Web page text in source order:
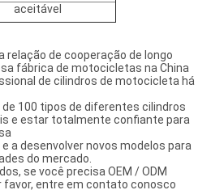
aceitável
relação de cooperação de longo
fábrica de motocicletas na China
de cilindros de motocicleta há
de 100 tipos de diferentes cilindros
e estar totalmente confiante para
a desenvolver novos modelos para
do mercado.
se você precisa OEM / ODM
favor, entre em contato conosco